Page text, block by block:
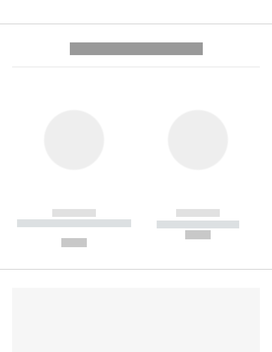
------------
----------- ----------- --------
------------
----------- -----------